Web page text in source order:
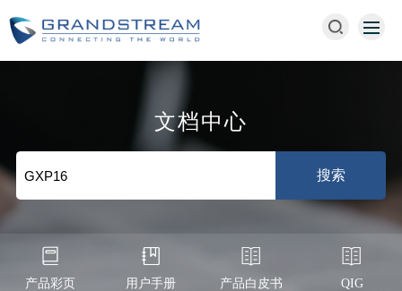
文档中心
产品彩页 用户手册 产品白皮书 QIG